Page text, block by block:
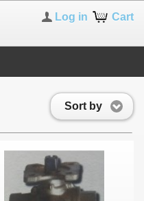
Cart
Log in
Sort by